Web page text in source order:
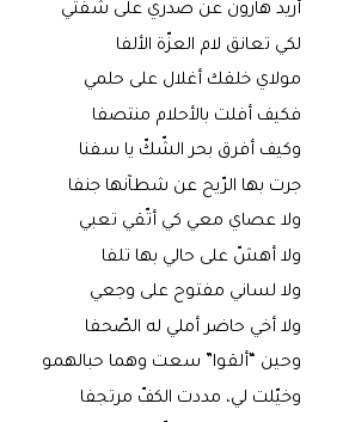
أريد هارون عن صدري على شفتي
لكي تعانق لام العزّة الألفا
مولاي خلقك أغلال على حلمي
فكيف أفلت بالأحلام منتصفا
وكيف أفرق بحر الشّكّ يا سفنا
جرت بها الرّيح عن شطآنها جنفا
ولا عصاي معي كي أتّقي تعبي
ولا أهشّ على حالي بها تلفا
ولا لساني مفتوح على وجعي
ولا أخي حاضر أملي له الصّحفا
وحين “ألقوا” سعت وهما حبالهمو
وخيّلت لي، مددت الكفّ مرتجفا